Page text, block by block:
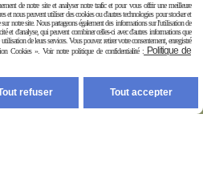
de notre site et analyser notre trafic et pour vous offrir une meilleure
et nous peuvent utiliser des cookies ou d'autres technologies pour stocker et
notre site. Nous partageons également des informations sur l'utilisation de
et d'analyse, qui peuvent combiner celles-ci avec d'autres informations que
de leurs services. Vous pouvez retirer votre consentement, enregistré
Cookies ». Voir notre politique de confidentialité : Politique de
refuser Tout accepter